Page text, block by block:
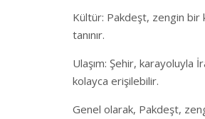
Kültür: Pakdeşt, zengin bir
tanınır.
Ulaşım: Şehir, karayoluyla
kolayca erişilebilir.
Genel olarak, Pakdeşt,